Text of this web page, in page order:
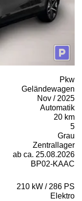
Pkw
Geländewagen
Nov / 2025
Automatik
20 km
5
Grau
Zentrallager
ab ca. 25.08.2026
BP02-KAAC
210 kW / 286 PS
Elektro